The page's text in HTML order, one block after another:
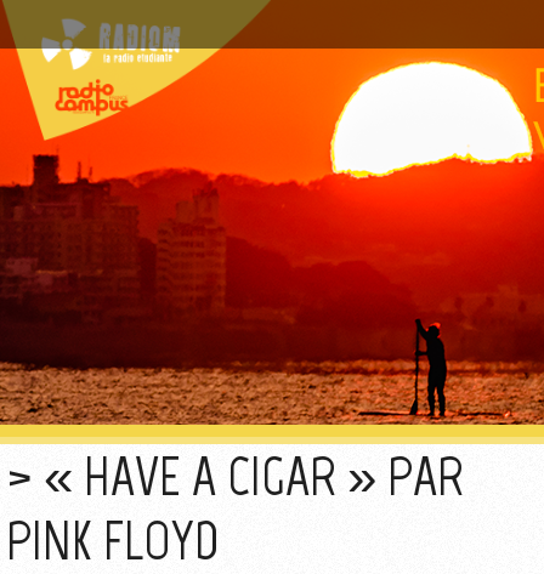
« HAVE A CIGAR » PAR
PINK FLOYD